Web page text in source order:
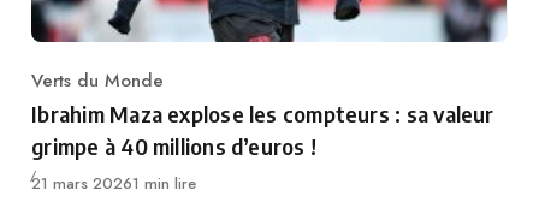
Category
Verts du Monde
Ibrahim Maza explose les compteurs : sa valeur
grimpe à 40 millions d’euros !
Publié
21 mars 20261 min lire